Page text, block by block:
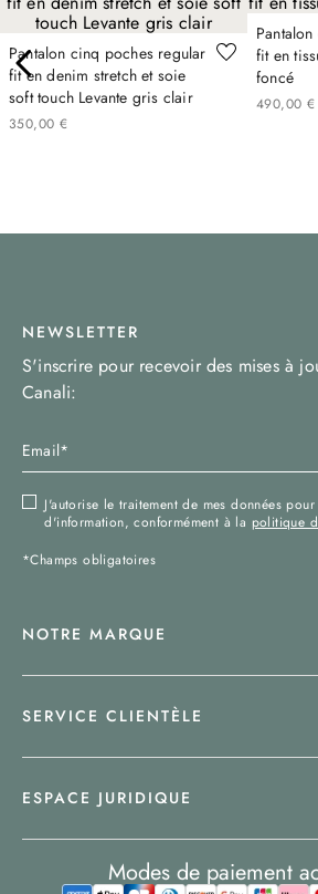
Pantalon cinq poches regular
fit en denim stretch et soie
soft touch Levante gris clair
350,00 €
Pantalon cinq poches regular
fit en
foncé
490,00 €
NEWSLETTER
S'inscrire pour recevoir des mises à
Canali:
J'autorise le traitement de mes données
d'information, conformément à la politique
*Champs obligatoires
NOTRE MARQUE
SERVICE CLIENTÈLE
ESPACE JURIDIQUE
Modes de paiement